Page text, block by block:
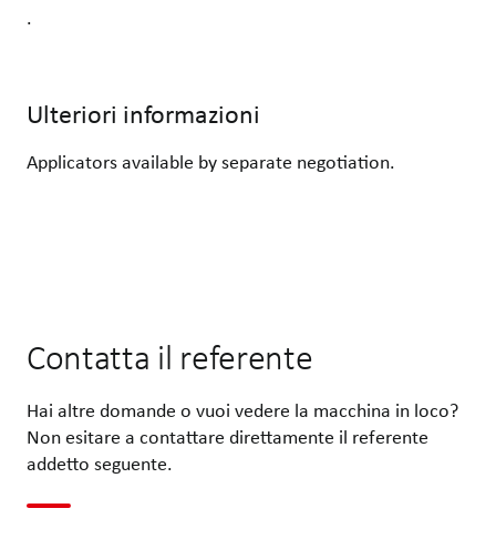
.
Ulteriori informazioni
Applicators available by separate negotiation.
Contatta il referente
Hai altre domande o vuoi vedere la macchina in loco?
Non esitare a contattare direttamente il referente
addetto seguente.